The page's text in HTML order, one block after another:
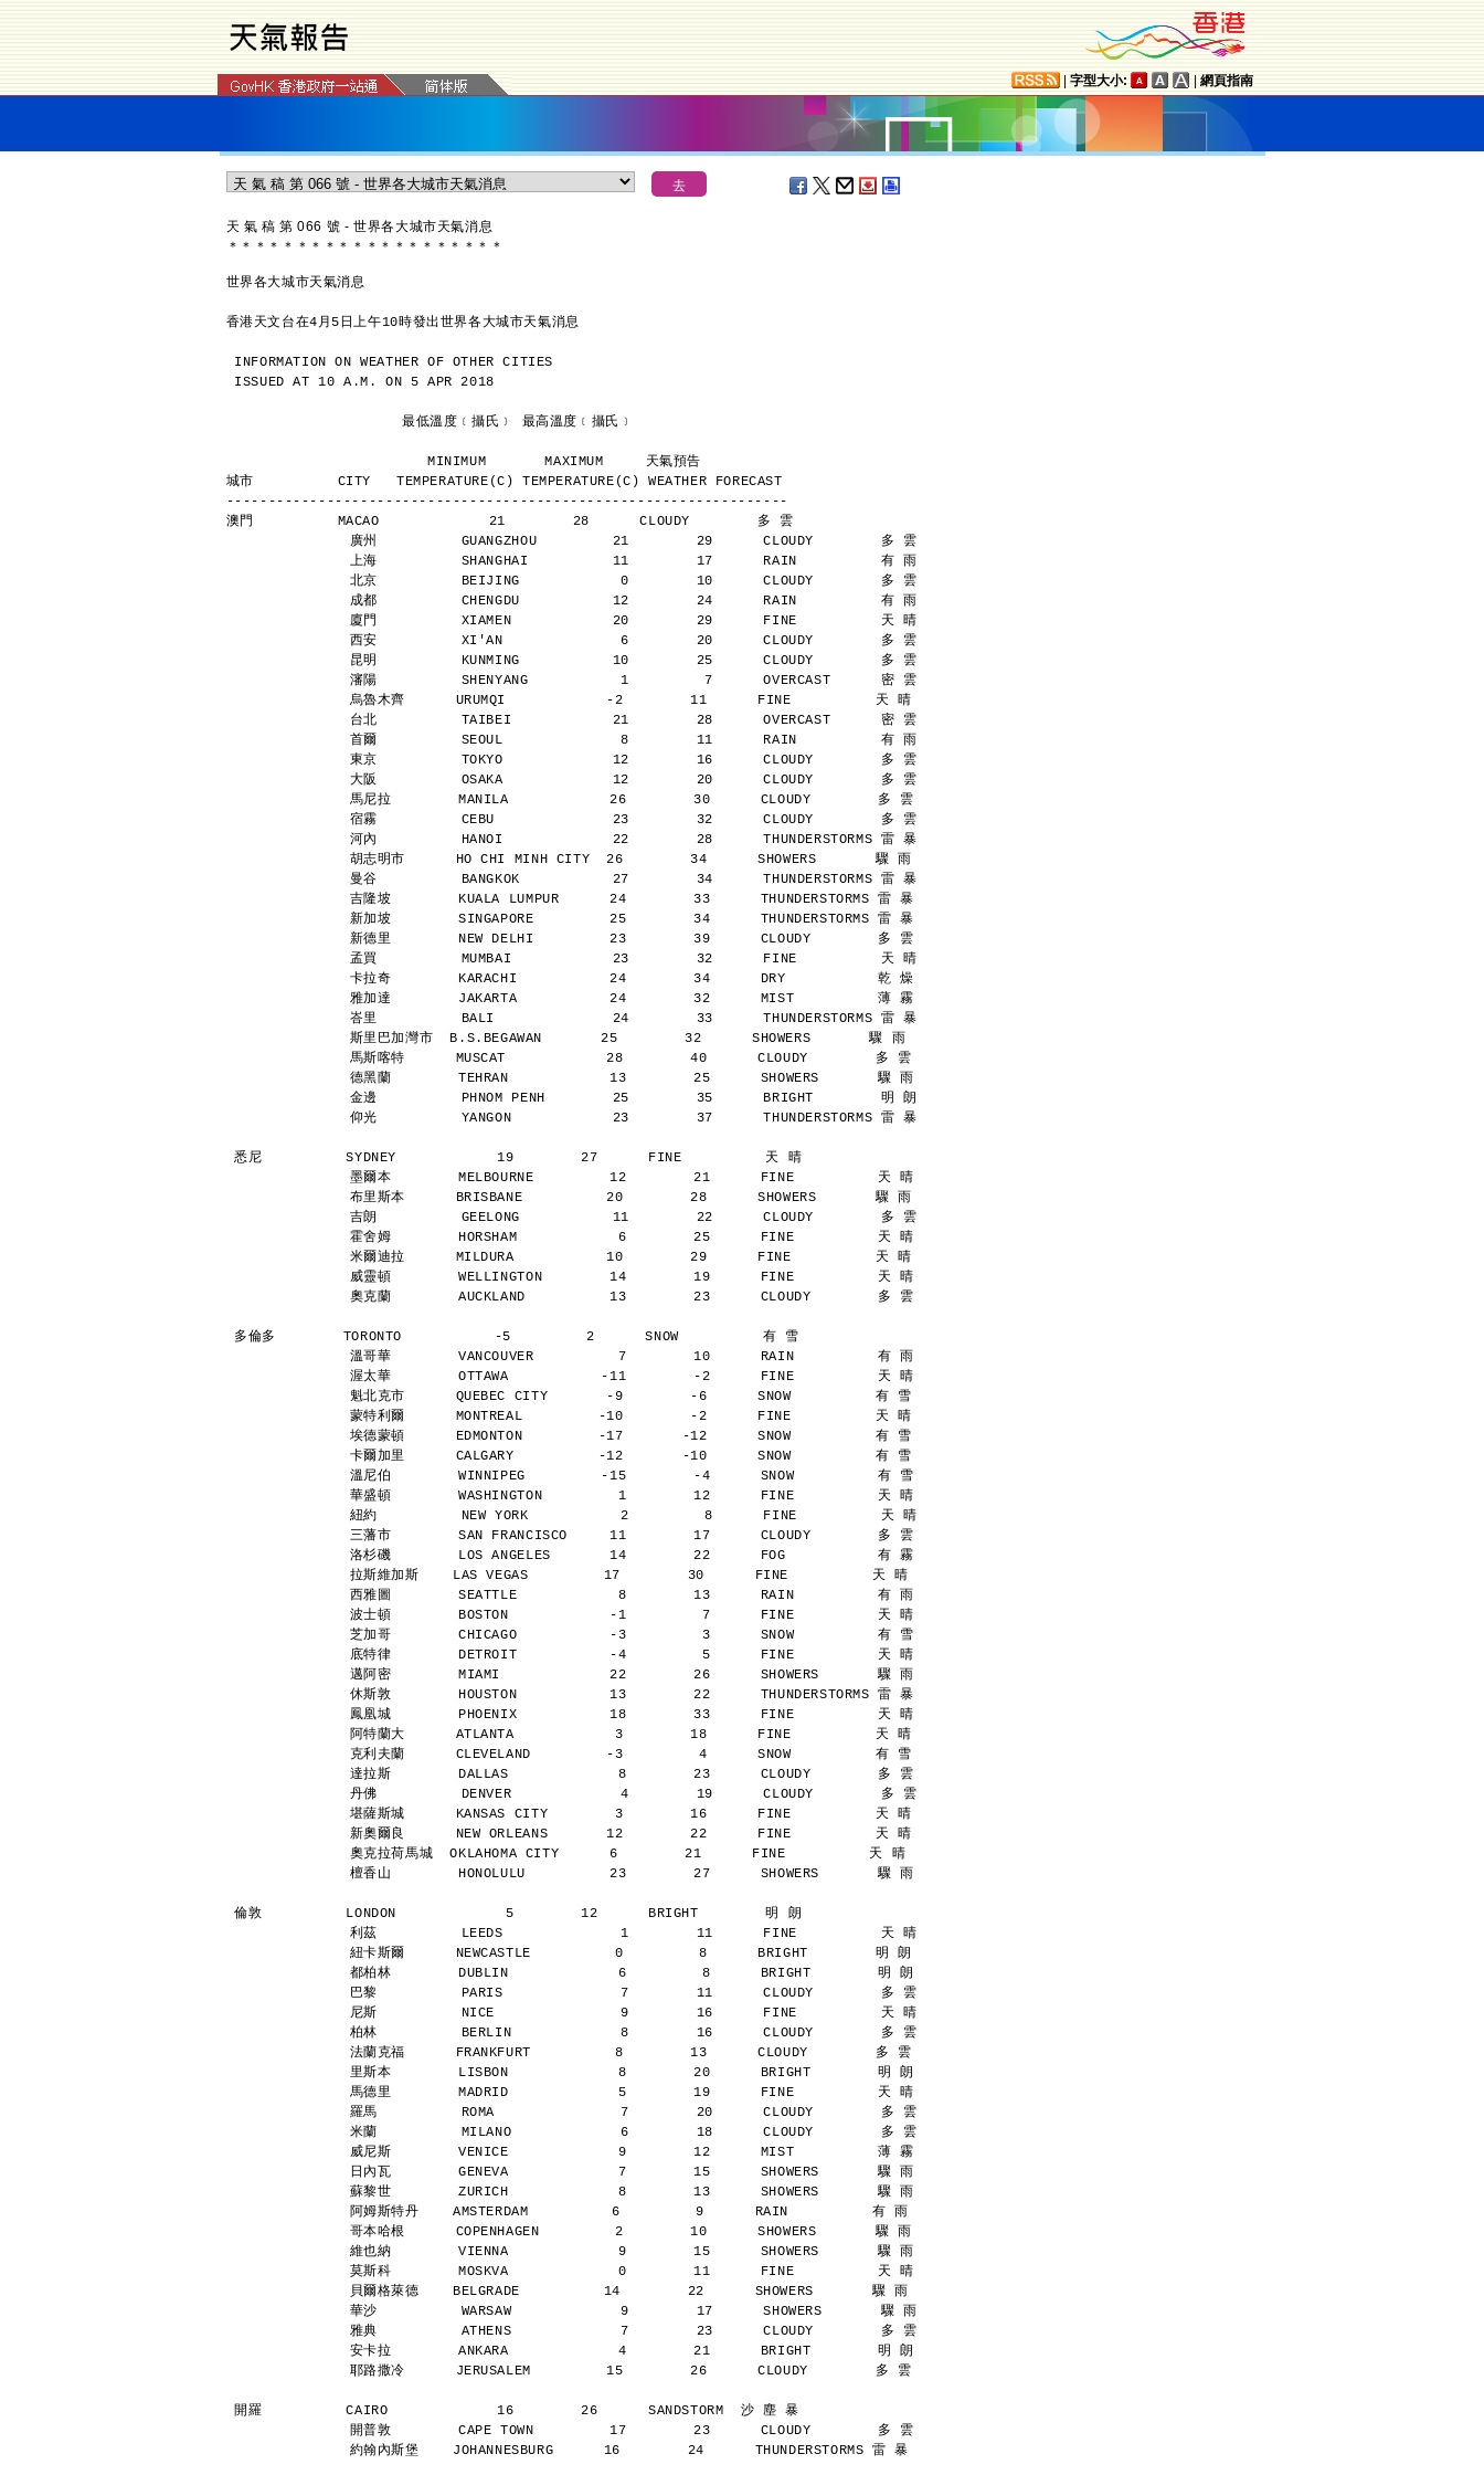
字型大小: 網頁指南
天 氣 稿 第 066 號 - 世界各大城市天氣消息
＊ ＊ ＊ ＊ ＊ ＊ ＊ ＊ ＊ ＊ ＊ ＊ ＊ ＊ ＊ ＊ ＊ ＊ ＊ ＊
世界各大城市天氣消息
香港天文台在4月5日上午10時發出世界各大城市天氣消息
INFORMATION ON WEATHER OF OTHER CITIES
ISSUED AT 10 A.M. ON 5 APR 2018
                     最低溫度﹝攝氏﹞ 最高溫度﹝攝氏﹞
                        MINIMUM       MAXIMUM     天氣預告
城市          CITY   TEMPERATURE(C) TEMPERATURE(C) WEATHER FORECAST
-------------------------------------------------------------------
澳門          MACAO             21        28      CLOUDY        多 雲
廣州          GUANGZHOU         21        29      CLOUDY        多 雲
上海          SHANGHAI          11        17      RAIN          有 雨
北京          BEIJING            0        10      CLOUDY        多 雲
成都          CHENGDU           12        24      RAIN          有 雨
廈門          XIAMEN            20        29      FINE          天 晴
西安          XI'AN              6        20      CLOUDY        多 雲
昆明          KUNMING           10        25      CLOUDY        多 雲
瀋陽          SHENYANG           1         7      OVERCAST      密 雲
烏魯木齊      URUMQI            -2        11      FINE          天 晴
台北          TAIBEI            21        28      OVERCAST      密 雲
首爾          SEOUL              8        11      RAIN          有 雨
東京          TOKYO             12        16      CLOUDY        多 雲
大阪          OSAKA             12        20      CLOUDY        多 雲
馬尼拉        MANILA            26        30      CLOUDY        多 雲
宿霧          CEBU              23        32      CLOUDY        多 雲
河內          HANOI             22        28      THUNDERSTORMS 雷 暴
胡志明市      HO CHI MINH CITY  26        34      SHOWERS       驟 雨
曼谷          BANGKOK           27        34      THUNDERSTORMS 雷 暴
吉隆坡        KUALA LUMPUR      24        33      THUNDERSTORMS 雷 暴
新加坡        SINGAPORE         25        34      THUNDERSTORMS 雷 暴
新德里        NEW DELHI         23        39      CLOUDY        多 雲
孟買          MUMBAI            23        32      FINE          天 晴
卡拉奇        KARACHI           24        34      DRY           乾 燥
雅加達        JAKARTA           24        32      MIST          薄 霧
峇里          BALI              24        33      THUNDERSTORMS 雷 暴
斯里巴加灣市  B.S.BEGAWAN       25        32      SHOWERS       驟 雨
馬斯喀特      MUSCAT            28        40      CLOUDY        多 雲
德黑蘭        TEHRAN            13        25      SHOWERS       驟 雨
金邊          PHNOM PENH        25        35      BRIGHT        明 朗
仰光          YANGON            23        37      THUNDERSTORMS 雷 暴
悉尼          SYDNEY            19        27      FINE          天 晴
墨爾本        MELBOURNE         12        21      FINE          天 晴
布里斯本      BRISBANE          20        28      SHOWERS       驟 雨
吉朗          GEELONG           11        22      CLOUDY        多 雲
霍舍姆        HORSHAM            6        25      FINE          天 晴
米爾迪拉      MILDURA           10        29      FINE          天 晴
威靈頓        WELLINGTON        14        19      FINE          天 晴
奧克蘭        AUCKLAND          13        23      CLOUDY        多 雲
多倫多        TORONTO           -5         2      SNOW          有 雪
溫哥華        VANCOUVER          7        10      RAIN          有 雨
渥太華        OTTAWA           -11        -2      FINE          天 晴
魁北克市      QUEBEC CITY       -9        -6      SNOW          有 雪
蒙特利爾      MONTREAL         -10        -2      FINE          天 晴
埃德蒙頓      EDMONTON         -17       -12      SNOW          有 雪
卡爾加里      CALGARY          -12       -10      SNOW          有 雪
溫尼伯        WINNIPEG         -15        -4      SNOW          有 雪
華盛頓        WASHINGTON         1        12      FINE          天 晴
紐約          NEW YORK           2         8      FINE          天 晴
三藩市        SAN FRANCISCO     11        17      CLOUDY        多 雲
洛杉磯        LOS ANGELES       14        22      FOG           有 霧
拉斯維加斯    LAS VEGAS         17        30      FINE          天 晴
西雅圖        SEATTLE            8        13      RAIN          有 雨
波士頓        BOSTON            -1         7      FINE          天 晴
芝加哥        CHICAGO           -3         3      SNOW          有 雪
底特律        DETROIT           -4         5      FINE          天 晴
邁阿密        MIAMI             22        26      SHOWERS       驟 雨
休斯敦        HOUSTON           13        22      THUNDERSTORMS 雷 暴
鳳凰城        PHOENIX           18        33      FINE          天 晴
阿特蘭大      ATLANTA            3        18      FINE          天 晴
克利夫蘭      CLEVELAND         -3         4      SNOW          有 雪
達拉斯        DALLAS             8        23      CLOUDY        多 雲
丹佛          DENVER             4        19      CLOUDY        多 雲
堪薩斯城      KANSAS CITY        3        16      FINE          天 晴
新奧爾良      NEW ORLEANS       12        22      FINE          天 晴
奧克拉荷馬城  OKLAHOMA CITY      6        21      FINE          天 晴
檀香山        HONOLULU          23        27      SHOWERS       驟 雨
倫敦          LONDON             5        12      BRIGHT        明 朗
利茲          LEEDS              1        11      FINE          天 晴
紐卡斯爾      NEWCASTLE          0         8      BRIGHT        明 朗
都柏林        DUBLIN             6         8      BRIGHT        明 朗
巴黎          PARIS              7        11      CLOUDY        多 雲
尼斯          NICE               9        16      FINE          天 晴
柏林          BERLIN             8        16      CLOUDY        多 雲
法蘭克福      FRANKFURT          8        13      CLOUDY        多 雲
里斯本        LISBON             8        20      BRIGHT        明 朗
馬德里        MADRID             5        19      FINE          天 晴
羅馬          ROMA               7        20      CLOUDY        多 雲
米蘭          MILANO             6        18      CLOUDY        多 雲
威尼斯        VENICE             9        12      MIST          薄 霧
日內瓦        GENEVA             7        15      SHOWERS       驟 雨
蘇黎世        ZURICH             8        13      SHOWERS       驟 雨
阿姆斯特丹    AMSTERDAM          6         9      RAIN          有 雨
哥本哈根      COPENHAGEN         2        10      SHOWERS       驟 雨
維也納        VIENNA             9        15      SHOWERS       驟 雨
莫斯科        MOSKVA             0        11      FINE          天 晴
貝爾格萊德    BELGRADE          14        22      SHOWERS       驟 雨
華沙          WARSAW             9        17      SHOWERS       驟 雨
雅典          ATHENS             7        23      CLOUDY        多 雲
安卡拉        ANKARA             4        21      BRIGHT        明 朗
耶路撒冷      JERUSALEM         15        26      CLOUDY        多 雲
開羅          CAIRO             16        26      SANDSTORM  沙 塵 暴
開普敦        CAPE TOWN         17        23      CLOUDY        多 雲
約翰內斯堡    JOHANNESBURG      16        24      THUNDERSTORMS 雷 暴